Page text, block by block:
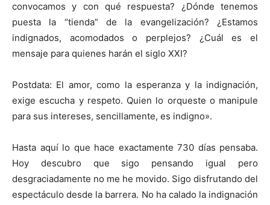
convocamos y con qué respuesta? ¿Dónde tenemos
puesta la “tienda” de la evangelización? ¿Estamos
indignados, acomodados o perplejos? ¿Cuál es el
mensaje para quienes harán el siglo XXI?
Postdata: El amor, como la esperanza y la indignación,
exige escucha y respeto. Quien lo orqueste o manipule
para sus intereses, sencillamente, es indigno».
Hasta aquí lo que hace exactamente 730 días pensaba.
Hoy descubro que sigo pensando igual pero
desgraciadamente no me he movido. Sigo disfrutando del
espectáculo desde la barrera. No ha calado la indignación